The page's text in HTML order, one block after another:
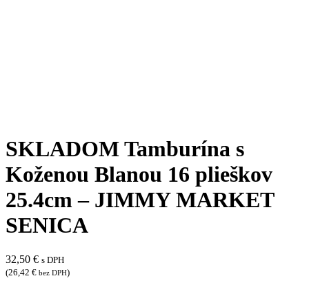
SKLADOM Tamburína s
Koženou Blanou 16 plieškov
25.4cm – JIMMY MARKET
SENICA
32,50 € s DPH
(26,42 € bez DPH)